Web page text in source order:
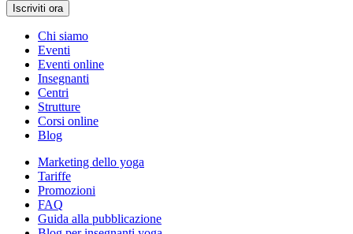
Iscriviti ora
Chi siamo
Eventi
Eventi online
Insegnanti
Centri
Strutture
Corsi online
Blog
Marketing dello yoga
Tariffe
Promozioni
FAQ
Guida alla pubblicazione